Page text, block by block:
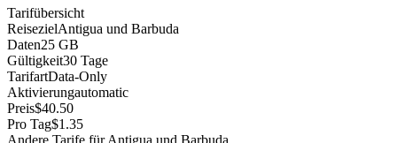
Tarifübersicht
ReisezielAntigua und Barbuda
Daten25 GB
Gültigkeit30 Tage
TarifartData-Only
Aktivierungautomatic
Preis$40.50
Pro Tag$1.35
Andere Tarife für Antigua und Barbuda